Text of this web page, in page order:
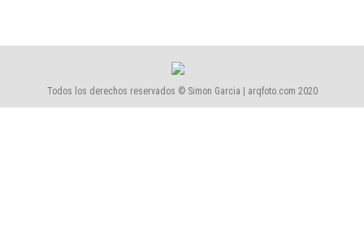
Todos los derechos reservados © Simon Garcia | arqfoto.com 2020